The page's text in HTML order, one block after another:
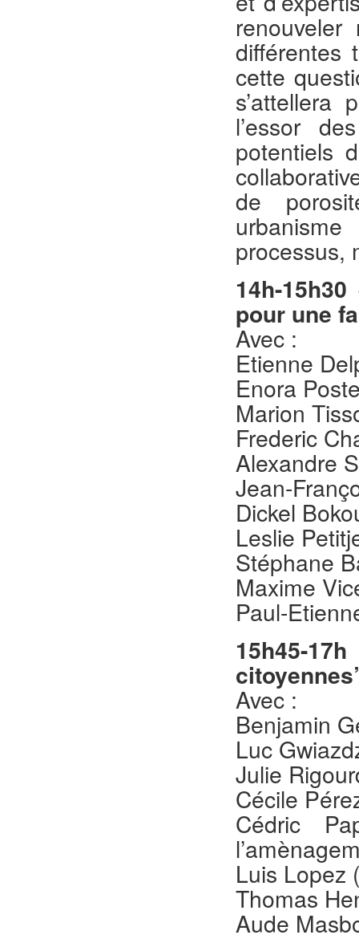
différentes
cette
l’essor
potentiels
de
processus,
14h-
pour une
Avec :
Etienne
Enora
Marion
Frederic
Alexandre
Jean-
Dickel
Leslie
Stéphane
Maxime
Paul-
15h45-
Avec :
Benjamin
Luc
Julie
Cécile
Cédric
Luis Lopez
Thomas
Aude